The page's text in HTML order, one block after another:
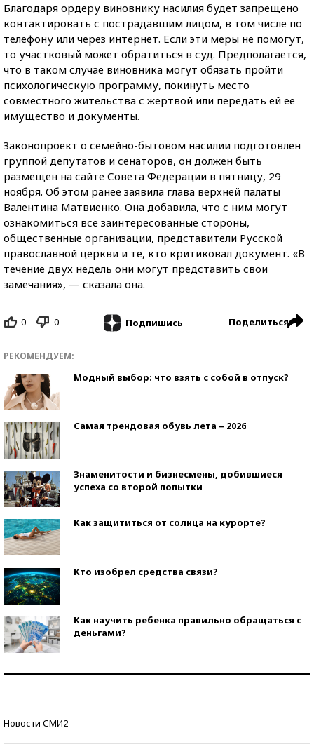
Благодаря ордеру виновнику насилия будет запрещено
контактировать с пострадавшим лицом, в том числе по
телефону или через интернет. Если эти меры не помогут,
то участковый может обратиться в суд. Предполагается,
что в таком случае виновника могут обязать пройти
психологическую программу, покинуть место
совместного жительства с жертвой или передать ей ее
имущество и документы.
Законопроект о семейно-бытовом насилии подготовлен
группой депутатов и сенаторов, он должен быть
размещен на сайте Совета Федерации в пятницу, 29
ноября. Об этом ранее заявила глава верхней палаты
Валентина Матвиенко. Она добавила, что с ним могут
ознакомиться все заинтересованные стороны,
общественные организации, представители Русской
православной церкви и те, кто критиковал документ. «В
течение двух недель они могут представить свои
замечания», — сказала она.
0 0 Подпишись Поделиться
РЕКОМЕНДУЕМ:
Модный выбор: что взять с собой в отпуск?
Самая трендовая обувь лета – 2026
Знаменитости и бизнесмены, добившиеся
успеха со второй попытки
Как защититься от солнца на курорте?
Кто изобрел средства связи?
Как научить ребенка правильно обращаться с
деньгами?
Новости СМИ2